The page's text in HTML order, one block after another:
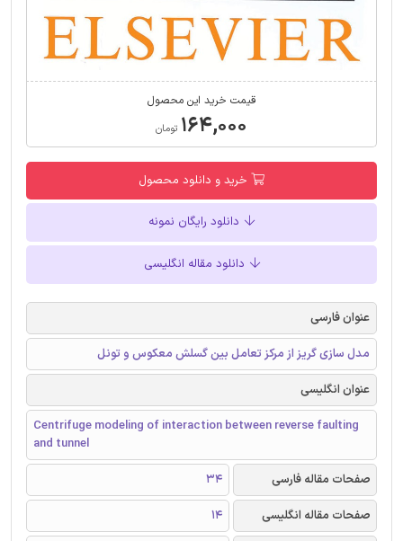
قیمت خرید این محصول
۱۶۴,۰۰۰ تومان
خرید و دانلود محصول
دانلود رایگان نمونه
دانلود مقاله انگلیسی
عنوان فارسی
مدل سازی گریز از مرکز تعامل بین گسلش معکوس و تونل
عنوان انگلیسی
Centrifuge modeling of interaction between reverse faulting
and tunnel
صفحات مقاله فارسی
34
صفحات مقاله انگلیسی
14